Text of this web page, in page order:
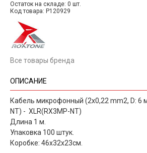
Остаток на складе: 0 шт.
Код товара: P120929
Все товары бренда
ОПИСАНИЕ
Кабель микрофонный (2x0,22 mm2, D: 6
NT) - XLR(RX3MP-NT)
Длина 1 м.
Упаковка 100 штук.
Коробке: 46х32х23см.